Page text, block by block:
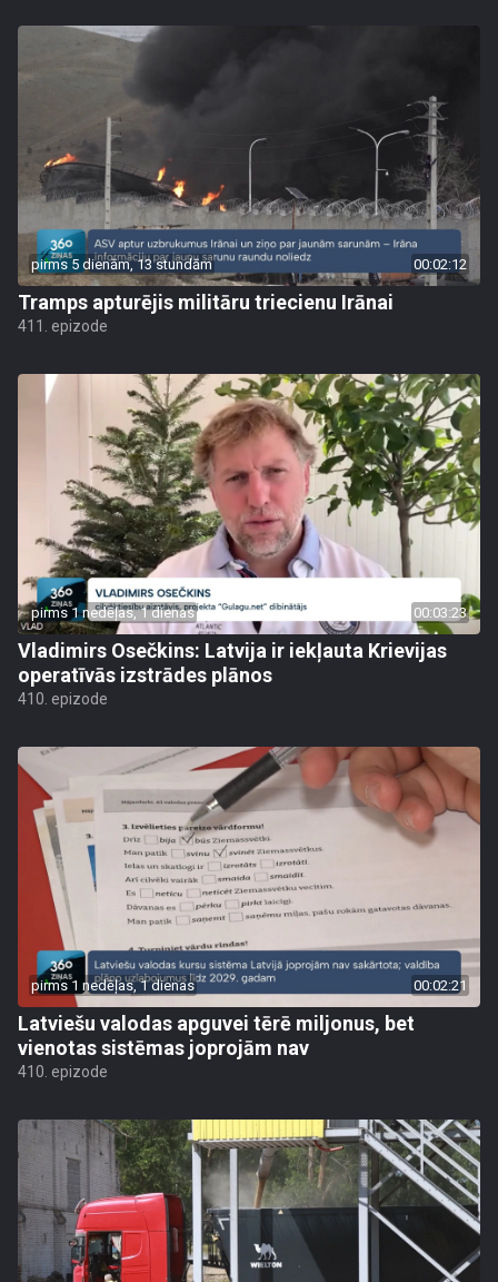
pirms 5 dienām, 13 stundām 00:02:12
Tramps apturējis militāru triecienu Irānai
411. epizode
pirms 1 nedēļas, 1 dienas 00:03:23
Vladimirs Osečkins: Latvija ir iekļauta Krievijas
operatīvās izstrādes plānos
410. epizode
pirms 1 nedēļas, 1 dienas 00:02:21
Latviešu valodas apguvei tērē miljonus, bet
vienotas sistēmas joprojām nav
410. epizode